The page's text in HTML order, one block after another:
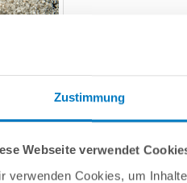
Zustimmung
Webseite verwendet
verwenden Cookies, um